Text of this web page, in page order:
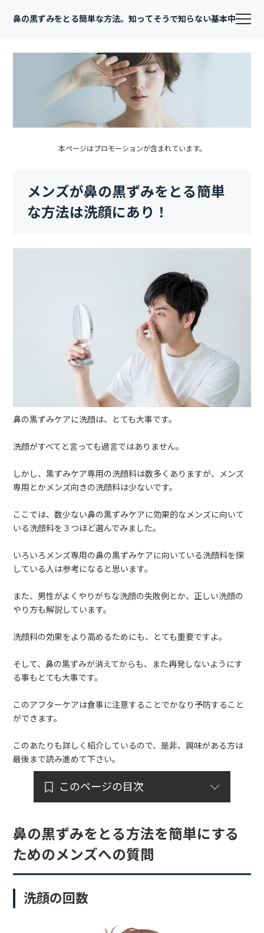
鼻の黒ずみをとる簡単な方法。知ってそうで知らない基本中の基本
本ページはプロモーションが含まれています。
メンズが鼻の黒ずみをとる簡単
な方法は洗顔にあり！
鼻の黒ずみケアに洗顔は、とても大事です。
洗顔がすべてと言っても過言ではありません。
しかし、黒ずみケア専用の洗顔料は数多くありますが、メンズ
専用とかメンズ向きの洗顔料は少ないです。
ここでは、数少ない鼻の黒ずみケアに効果的なメンズに向いて
いる洗顔料を３つほど選んでみました。
いろいろメンズ専用の鼻の黒ずみケアに向いている洗顔料を探
している人は参考になると思います。
また、男性がよくやりがちな洗顔の失敗例とか、正しい洗顔の
やり方も解説しています。
洗顔料の効果をより高めるためにも、とても重要ですよ。
そして、鼻の黒ずみが消えてからも、また再発しないようにす
る事もとても大事です。
このアフターケアは食事に注意することでかなり予防すること
ができます。
このあたりも詳しく紹介しているので、是非、興味がある方は
最後まで読み進めて下さい。
このページの目次
鼻の黒ずみをとる方法を簡単にする
ためのメンズへの質問
洗顔の回数